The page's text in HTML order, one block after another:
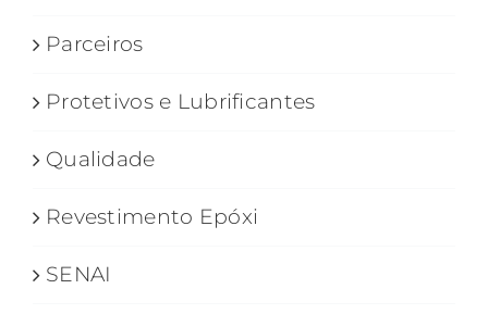
Parceiros
Protetivos e Lubrificantes
Qualidade
Revestimento Epóxi
SENAI